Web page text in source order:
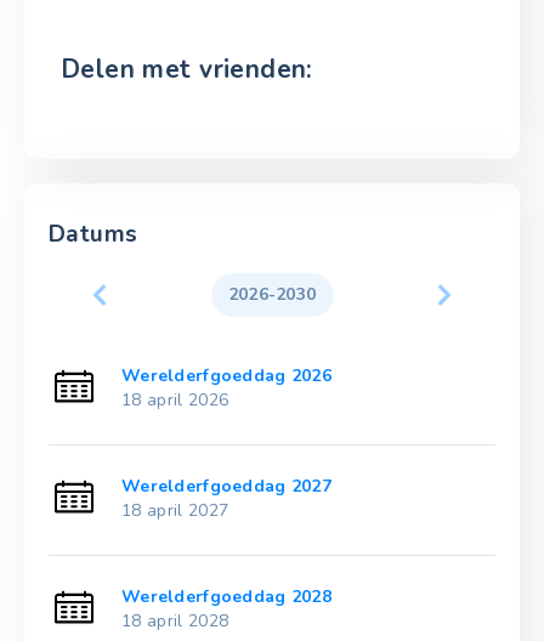
Delen met vrienden:
Datums
2026-2030
Werelderfgoeddag 2026
18 april 2026
Werelderfgoeddag 2027
18 april 2027
Werelderfgoeddag 2028
18 april 2028